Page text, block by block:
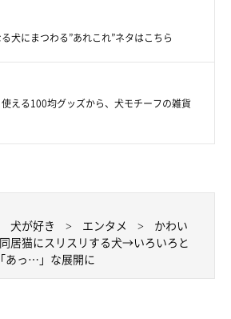
犬にまつわる”あれこれ”ネタはこちら
える100均グッズから、犬モチーフの雑貨
犬が好き エンタメ
かわい
居猫にスリスリする犬→いろいろと
あっ…」な展開に